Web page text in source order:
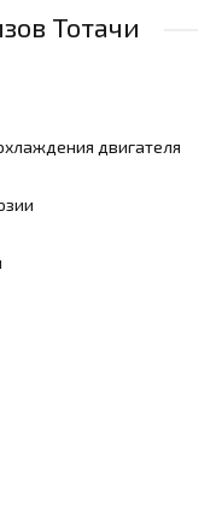
Тотачи
двигателя